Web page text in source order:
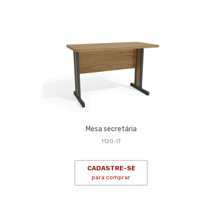
Mesa secretária
1120-IT
CADASTRE-SE
para comprar